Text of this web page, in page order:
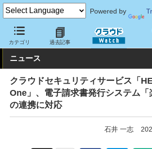
Powered by
カテゴリ 過去記事
クラウド Watch トピック 協業・提携 国
ニュース
クラウドセキュリティサービス「
One」、電子請求書発行システム「
の連携に対応
石井 一志